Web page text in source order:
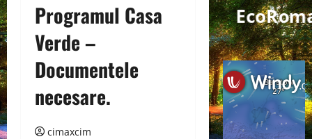
Programul Casa
Verde –
Documentele
necesare.
cimaxcim